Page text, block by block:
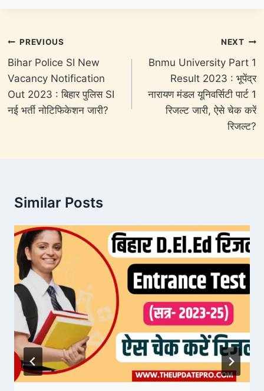
Post
navigation
PREVIOUS
Bihar Police SI New
Vacancy Notification
Out 2023 : बिहार पुलिस SI
नई भर्ती नोटिफिकेशन जारी?
NEXT
Bnmu University Part 1
Result 2023 : भूपेंद्र
नारायण मंडल यूनिवर्सिटी पार्ट 1
रिजल्ट जारी, ऐसे चेक करें
रिजल्ट?
Similar Posts